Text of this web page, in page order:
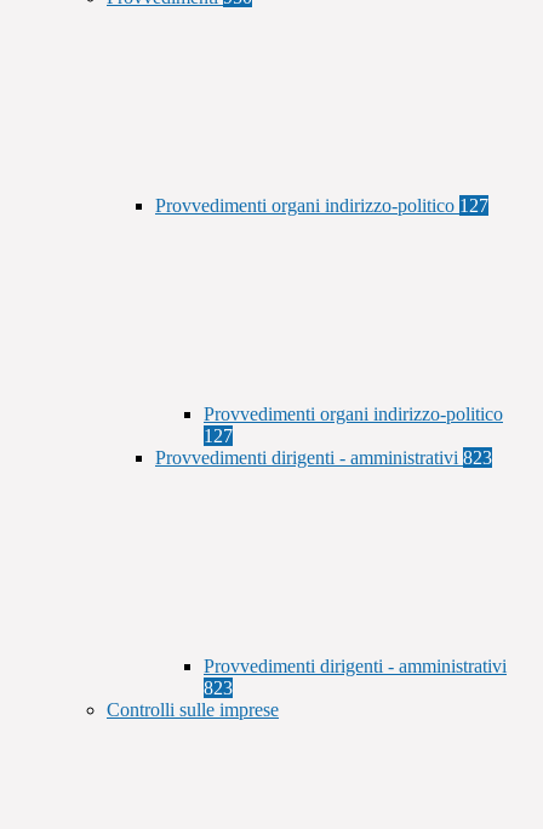
Provvedimenti organi indirizzo-politico 127
Provvedimenti organi indirizzo-politico
127
Provvedimenti dirigenti - amministrativi 823
Provvedimenti dirigenti - amministrativi
823
Controlli sulle imprese